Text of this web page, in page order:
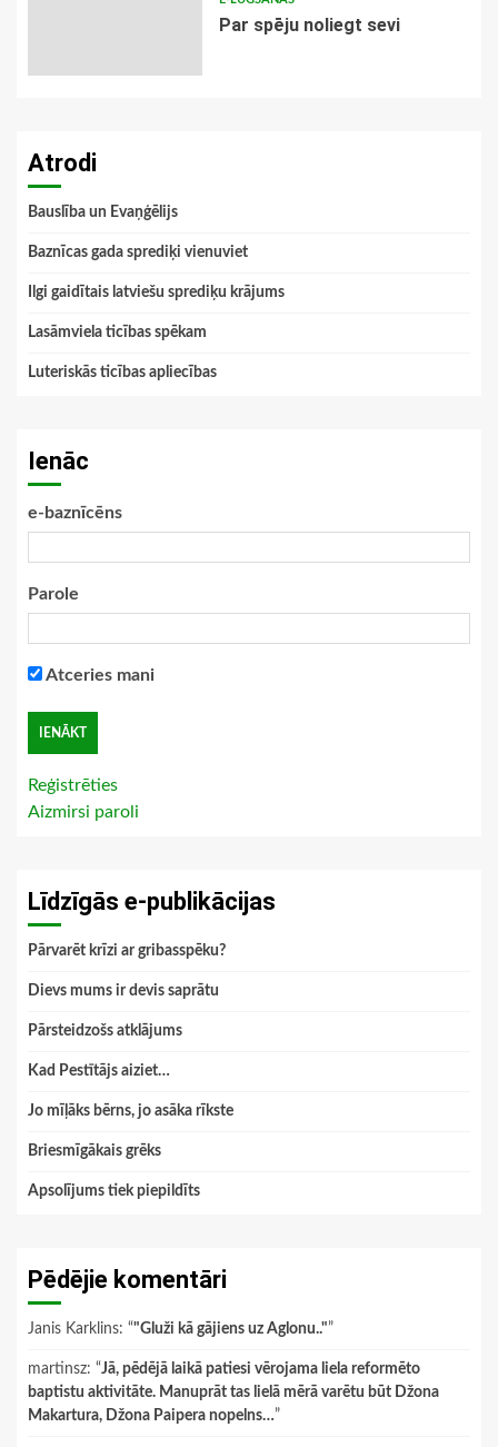
Par spēju noliegt sevi
Atrodi
Bauslība un Evaņģēlijs
Baznīcas gada sprediķi vienuviet
Ilgi gaidītais latviešu sprediķu krājums
Lasāmviela ticības spēkam
Luteriskās ticības apliecības
Ienāc
e-baznīcēns
Parole
Atceries mani
Reģistrēties
Aizmirsi paroli
Līdzīgās e-publikācijas
Pārvarēt krīzi ar gribasspēku?
Dievs mums ir devis saprātu
Pārsteidzošs atklājums
Kad Pestītājs aiziet…
Jo mīļāks bērns, jo asāka rīkste
Briesmīgākais grēks
Apsolījums tiek piepildīts
Pēdējie komentāri
Janis Karklins: “"Gluži kā gājiens uz Aglonu.."”
martinsz: “Jā, pēdējā laikā patiesi vērojama liela reformēto
baptistu aktivitāte. Manuprāt tas lielā mērā varētu būt Džona
Makartura, Džona Paipera nopelns…”